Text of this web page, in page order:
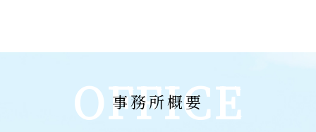
OFFICE
事務所概要